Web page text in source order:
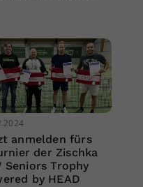
anmelden fürs
der Zischka
Seniors Trophy
by HEAD